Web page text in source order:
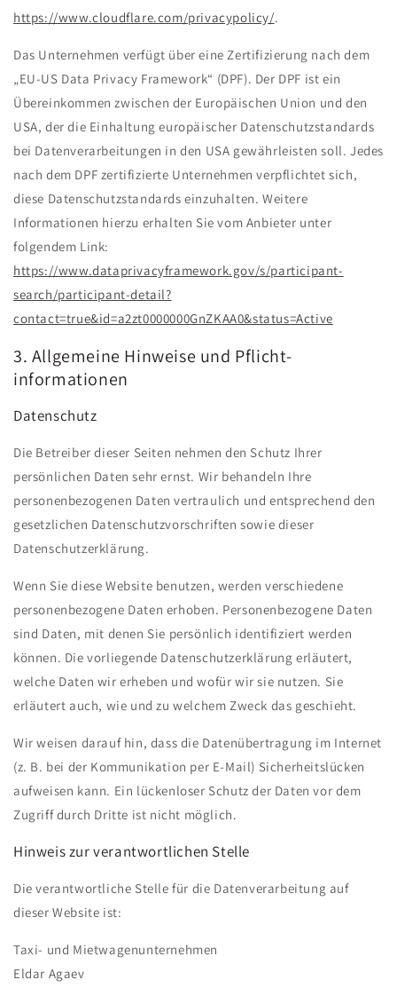
https://www.cloudflare.com/privacypolicy/.
Das Unternehmen verfügt über eine Zertifizierung nach dem
„EU-US Data Privacy Framework“ (DPF). Der DPF ist ein
Übereinkommen zwischen der Europäischen Union und den
USA, der die Einhaltung europäischer Datenschutzstandards
bei Datenverarbeitungen in den USA gewährleisten soll. Jedes
nach dem DPF zertifizierte Unternehmen verpflichtet sich,
diese Datenschutzstandards einzuhalten. Weitere
Informationen hierzu erhalten Sie vom Anbieter unter
folgendem Link:
https://www.dataprivacyframework.gov/s/participant-
search/participant-detail?
contact=true&id=a2zt0000000GnZKAA0&status=Active
3. Allgemeine Hinweise und Pflicht­
informationen
Datenschutz
Die Betreiber dieser Seiten nehmen den Schutz Ihrer
persönlichen Daten sehr ernst. Wir behandeln Ihre
personenbezogenen Daten vertraulich und entsprechend den
gesetzlichen Datenschutzvorschriften sowie dieser
Datenschutzerklärung.
Wenn Sie diese Website benutzen, werden verschiedene
personenbezogene Daten erhoben. Personenbezogene Daten
sind Daten, mit denen Sie persönlich identifiziert werden
können. Die vorliegende Datenschutzerklärung erläutert,
welche Daten wir erheben und wofür wir sie nutzen. Sie
erläutert auch, wie und zu welchem Zweck das geschieht.
Wir weisen darauf hin, dass die Datenübertragung im Internet
(z. B. bei der Kommunikation per E-Mail) Sicherheitslücken
aufweisen kann. Ein lückenloser Schutz der Daten vor dem
Zugriff durch Dritte ist nicht möglich.
Hinweis zur verantwortlichen Stelle
Die verantwortliche Stelle für die Datenverarbeitung auf
dieser Website ist:
Taxi- und Mietwagenunternehmen
Eldar Agaev